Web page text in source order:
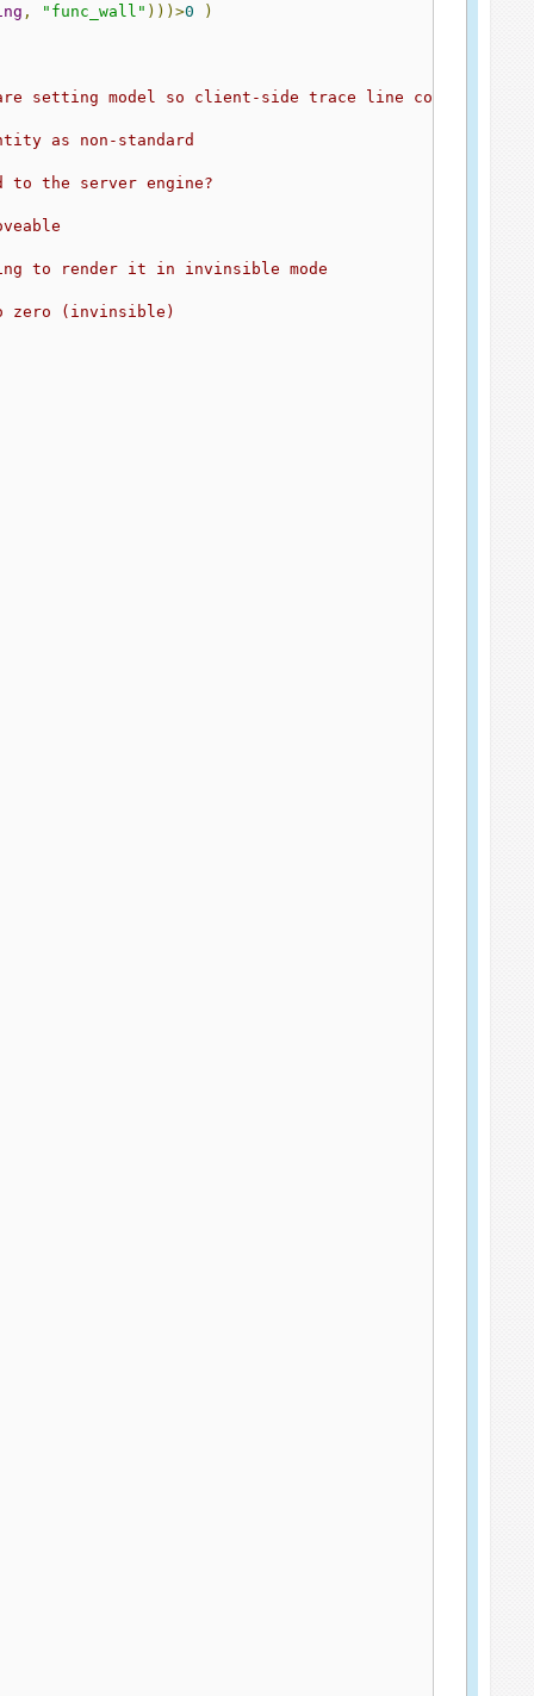
, "func_wall" )))>0 )
setting model so client-side trace line cold detect
as non-standard
the server engine?
to render it in invinsible mode
(invinsible)